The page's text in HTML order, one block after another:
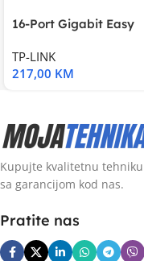
16-Port Gigabit Easy
TP-LINK
217,00 KM
Kupujte kvalitetnu
sa garancijom kod nas.
Pratite nas